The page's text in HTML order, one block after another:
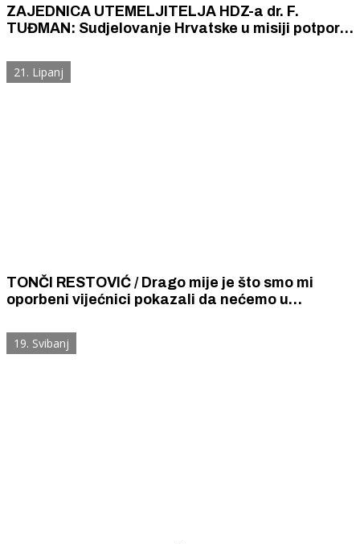
ZAJEDNICA UTEMELJITELJA HDZ-a dr. F.
TUĐMAN: Sudjelovanje Hrvatske u misiji potpore
oporbe je sramotno odbila pomoći žrtvi
velikoruskog agresora.
21. Lipanj
TONČI RESTOVIĆ / Drago mije je što smo mi
oporbeni vijećnici pokazali da nećemo u
19. Svibanj